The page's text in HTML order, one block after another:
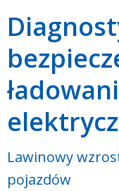
Lawinowy
pojazdów